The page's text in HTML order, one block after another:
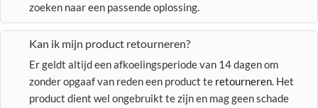
zoeken naar een passende oplossing.
Kan ik mijn product retourneren?
Er geldt altijd een afkoelingsperiode van 14 dagen om
zonder opgaaf van reden een product te retourneren. Het
product dient wel ongebruikt te zijn en mag geen schade